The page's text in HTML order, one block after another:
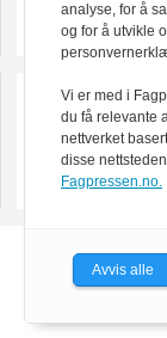
analyse, for å
og for å utvikle
Vi er med i
du få relevante
nettverket
disse
Fagpressen.no.
Avvis alle